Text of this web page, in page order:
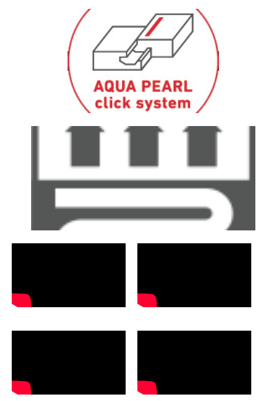
Aqua Pearl click rendszer, ami nem engedi át a vizet
Kattints ide